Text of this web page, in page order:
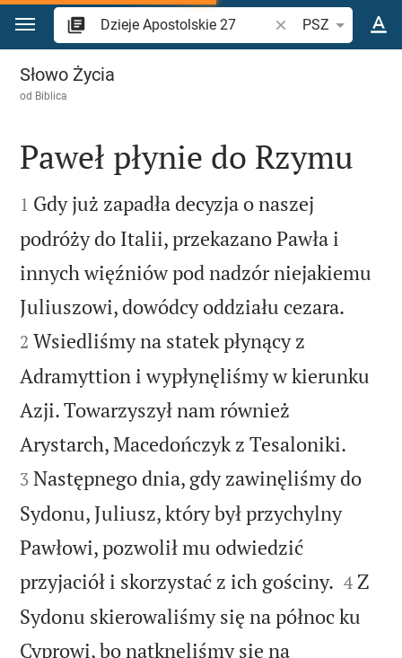
Przejdź do treści
Szukaj wersetu lub
PSZ
Dzieje Apostolskie 27
Słowo Życia
od Biblica

Paweł płynie do Rzymu

1 Gdy już zapadła decyzja o naszej
podróży do Italii, przekazano Pawła i
innych więźniów pod nadzór niejakiemu
Juliuszowi, dowódcy oddziału cezara.
2 Wsiedliśmy na statek płynący z
Adramyttion i wypłynęliśmy w kierunku
Azji. Towarzyszył nam również
Arystarch, Macedończyk z Tesaloniki.
3 Następnego dnia, gdy zawinęliśmy do
Sydonu, Juliusz, który był przychylny
Pawłowi, pozwolił mu odwiedzić
przyjaciół i skorzystać z ich gościny. 

4 Z
Sydonu skierowaliśmy się na północ ku
Cyprowi, bo natknęliśmy się na